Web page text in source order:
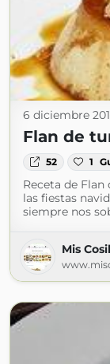
6 diciembre
Flan de
52 1
Receta de
las fiestas
siempre nos
Mis